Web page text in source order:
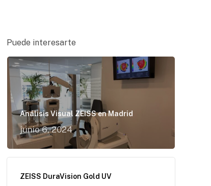
Puede interesarte
Análisis Visual ZEISS en Madrid
junio 6, 2024
ZEISS DuraVision Gold UV